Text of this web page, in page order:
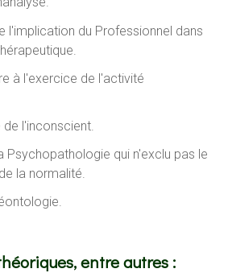
l'implication du Professionnel dans
à l'exercice de l'activité
l'inconscient.
Psychopathologie qui n'exclu pas le
la normalité.
entre autres :